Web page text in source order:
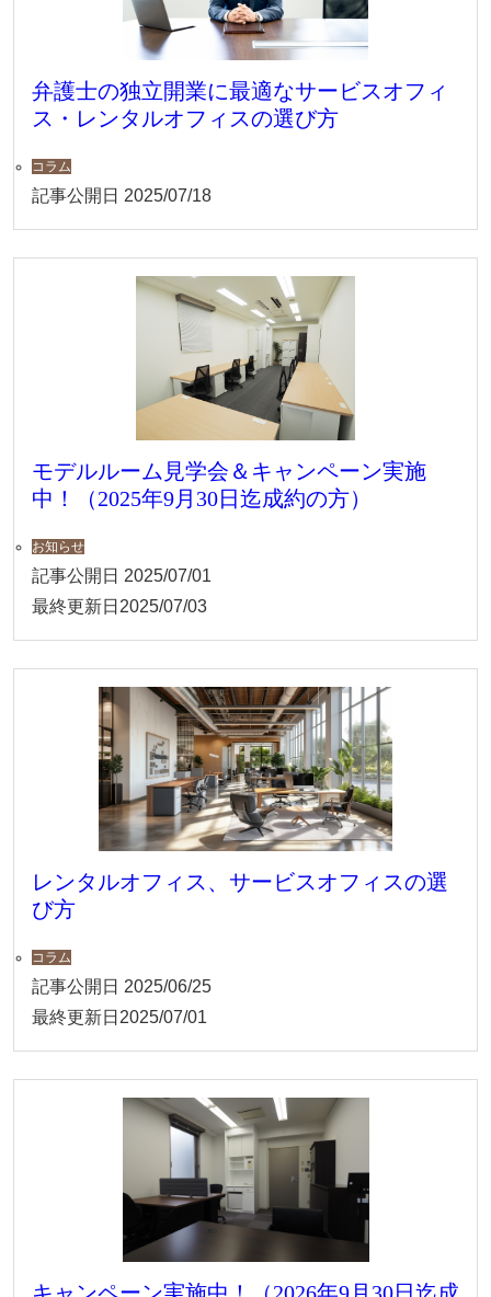
弁護士の独立開業に最適なサービスオフィ
ス・レンタルオフィスの選び方
コラム
記事公開日 2025/07/18
モデルルーム見学会＆キャンペーン実施
中！（2025年9月30日迄成約の方）
お知らせ
記事公開日 2025/07/01
最終更新日 2025/07/03
レンタルオフィス、サービスオフィスの選
び方
コラム
記事公開日 2025/06/25
最終更新日 2025/07/01
キャンペーン実施中！（2026年9月30日迄成